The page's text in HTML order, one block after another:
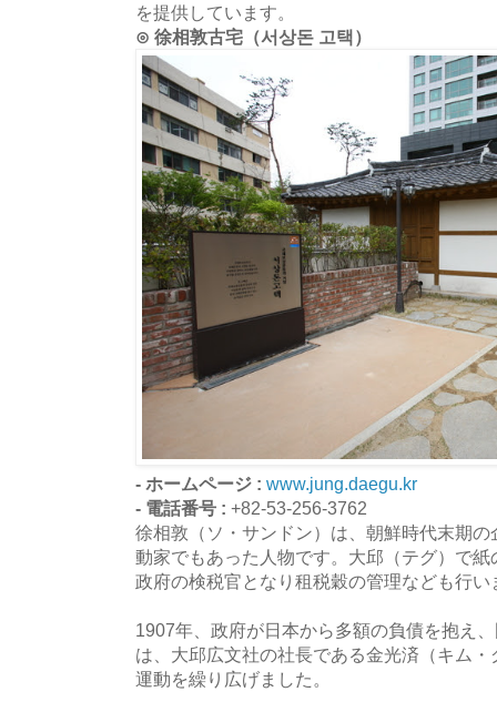
を提供しています。
⊙ 徐相敦古宅（서상돈 고택）
- ホームページ : www.jung.daegu.kr
- 電話番号 : +82-53-256-3762
徐相敦（ソ・サンドン）は、朝鮮時代末期
動家でもあった人物です。大邱（テグ）で
政府の検税官となり租税穀の管理なども行い
1907年、政府が日本から多額の負債を抱え
は、大邱広文社の社長である金光済（キム
運動を繰り広げました。